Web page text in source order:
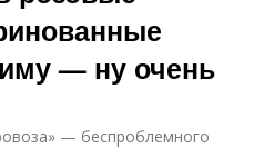
— ну очень
— беспроблемного